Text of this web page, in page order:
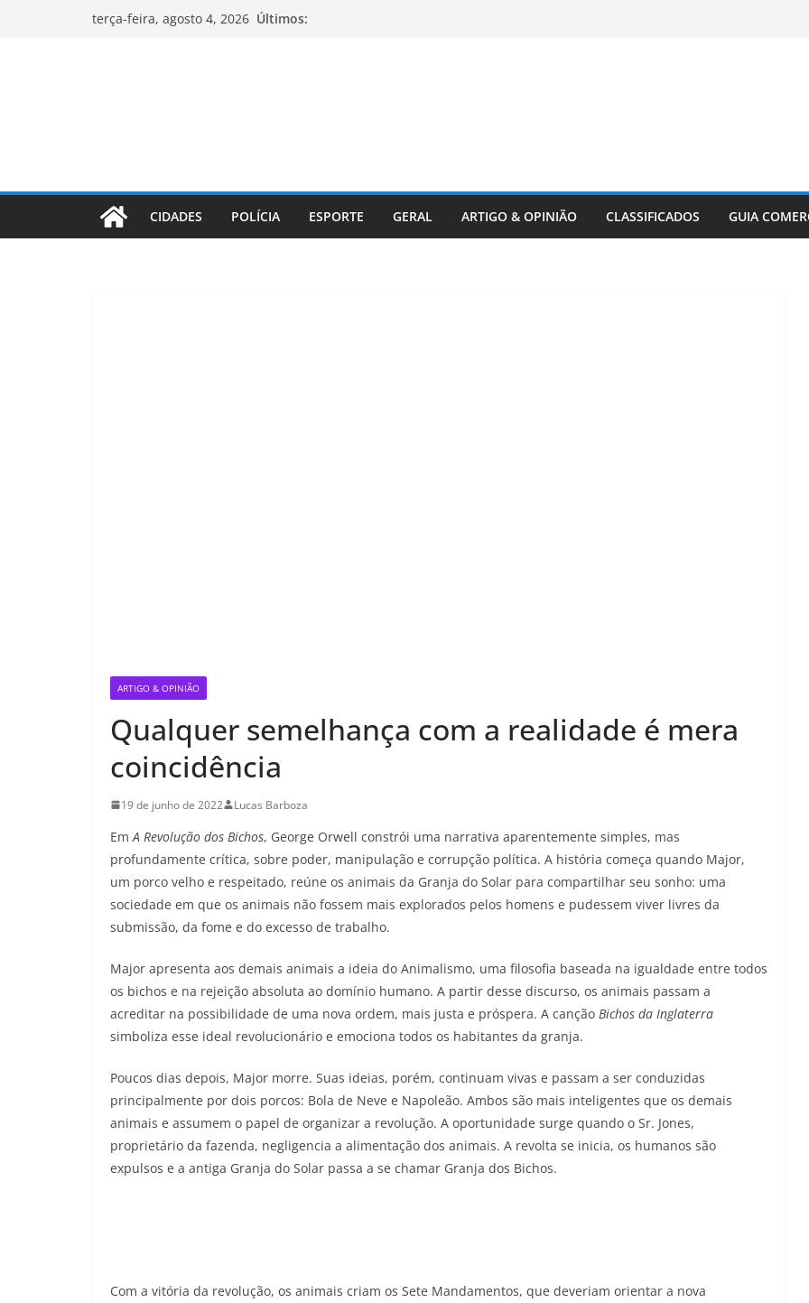
terça-feira, agosto 4, 2026 Últimos:
CIDADES POLÍCIA ESPORTE GERAL ARTIGO & OPINIÃO CLASSIFICADOS GUIA
ARTIGO & OPINIÃO
Qualquer semelhança com a realidade é mera
coincidência
19 de junho de 2022 Lucas Barboza
EmA Revolução dos Bichos, George Orwell constrói uma narrativa aparentemente simples, mas
profundamente crítica, sobre poder, manipulação e corrupção política. A história começa quando Major,
um porco velho e respeitado, reúne os animais da Granja do Solar para compartilhar seu sonho: uma
sociedade em que os animais não fossem mais explorados pelos homens e pudessem viver livres da
submissão, da fome e do excesso de trabalho.
Major apresenta aos demais animais a ideia do Animalismo, uma filosofia baseada na igualdade entre todos
os bichos e na rejeição absoluta ao domínio humano. A partir desse discurso, os animais passam a
acreditar na possibilidade de uma nova ordem, mais justa e próspera. A canção Bichos da Inglaterra
simboliza esse ideal revolucionário e emociona todos os habitantes da granja.
Poucos dias depois, Major morre. Suas ideias, porém, continuam vivas e passam a ser conduzidas
principalmente por dois porcos: Bola de Neve e Napoleão. Ambos são mais inteligentes que os demais
animais e assumem o papel de organizar a revolução. A oportunidade surge quando o Sr. Jones,
proprietário da fazenda, negligencia a alimentação dos animais. A revolta se inicia, os humanos são
expulsos e a antiga Granja do Solar passa a se chamar Granja dos Bichos.
Com a vitória da revolução, os animais criam os Sete Mandamentos, que deveriam orientar a nova